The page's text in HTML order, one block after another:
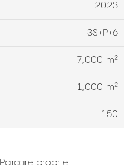
2023
3S+P+6
7,000 m²
1,000 m²
150
Parcare proprie